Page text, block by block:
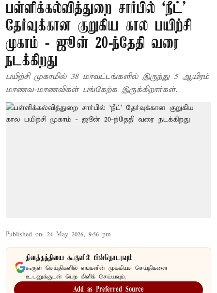
பள்ளிக்கல்வித்துறை சார்பில் ‘நீட்'
தேர்வுக்கான குறுகிய கால பயிற்சி
முகாம் - ஜூன் 20-ந்தேதி வரை
நடக்கிறது
பயிற்சி முகாமில் 38 மாவட்டங்களில் இருந்து 5 ஆயிரம்
மாணவ-மாணவிகள் பங்கேற்க இருக்கிறார்கள்.
Published on: 24 May 2026, 9:56 pm
தினத்தந்தியை கூகுளில் பின்தொடரவும்
கூகுள் செய்திகளில் எங்களின் முக்கியச் செய்திகளை
உடனுக்குடன் பெற கிளிக் செய்யவும்.
Add as Preferred Source